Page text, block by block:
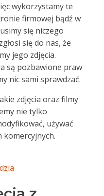
wykorzystamy te
firmowej bądź w
się niczego
się do nas, że
jego zdjęcia.
są pozbawione praw
nic sami sprawdzać.
zdjęcia oraz filmy
nie tylko
używać
komercyjnych.